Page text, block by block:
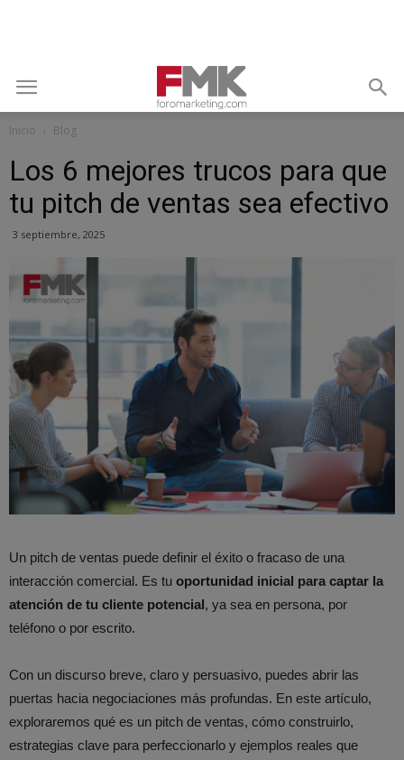
Inicio Blog
Los 6 mejores trucos para que
tu pitch de ventas sea efectivo
3 septiembre, 2025
Un pitch de ventas puede definir el éxito o fracaso de una
interacción comercial. Es tu oportunidad inicial para captar la
atención de tu cliente potencial, ya sea en persona, por
teléfono o por escrito.
Con un discurso breve, claro y persuasivo, puedes abrir las
puertas hacia negociaciones más profundas. En este artículo,
exploraremos qué es un pitch de ventas, cómo construirlo,
estrategias clave para perfeccionarlo y ejemplos reales que